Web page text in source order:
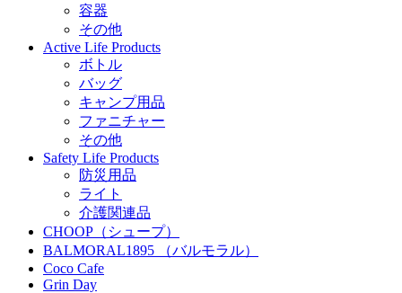
容器
その他
Active Life Products
ボトル
バッグ
キャンプ用品
ファニチャー
その他
Safety Life Products
防災用品
ライト
介護関連品
CHOOP（シュープ）
BALMORAL1895 （バルモラル）
Coco Cafe
Grin Day